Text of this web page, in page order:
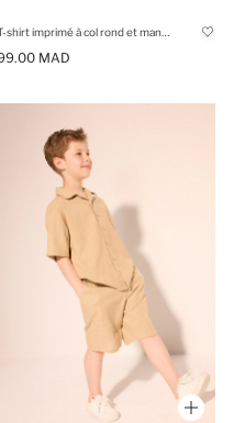
T-shirt imprimé à col rond et manches courtes pour garçon
MAD